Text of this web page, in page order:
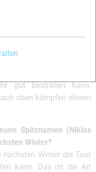
Es war cool die Tour zu
helfen zu können. Ich
gemacht und darüber
Ich denke, die Tour ist
gut bestreiten kann.
oben kämpfen diesen
Spitznamen (Niklas
Winter?
Winter die Tour
kann. Das ist die Art